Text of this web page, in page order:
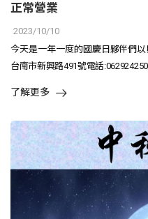
正常營業
2023/10/10
今天是一年一度的國慶日夥伴們
台南市新興路491號電話:062924250
了解更多